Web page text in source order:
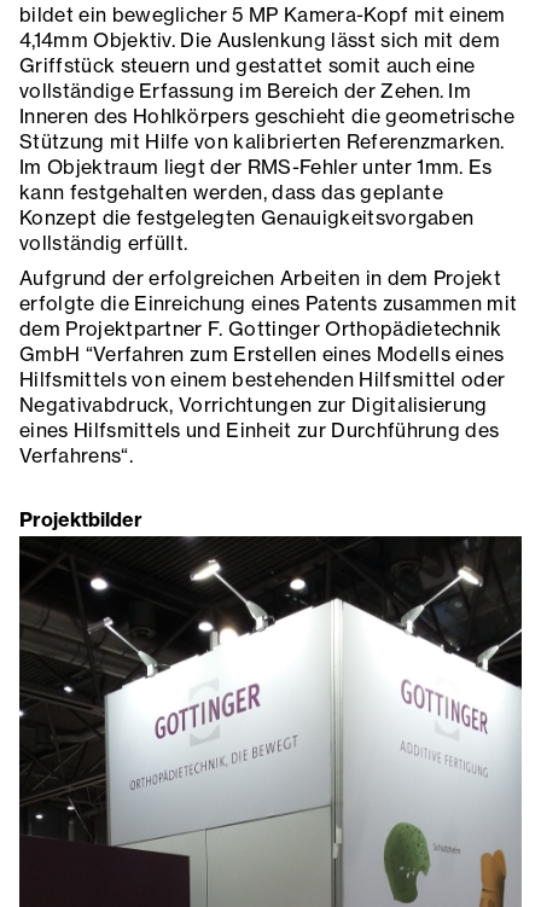
bildet ein beweglicher 5 MP Kamera-Kopf mit einem
4,14mm Objektiv. Die Auslenkung lässt sich mit dem
Griffstück steuern und gestattet somit auch eine
vollständige Erfassung im Bereich der Zehen. Im
Inneren des Hohlkörpers geschieht die geometrische
Stützung mit Hilfe von kalibrierten Referenzmarken.
Im Objektraum liegt der RMS-Fehler unter 1mm. Es
kann festgehalten werden, dass das geplante
Konzept die festgelegten Genauigkeitsvorgaben
vollständig erfüllt.
Aufgrund der erfolgreichen Arbeiten in dem Projekt
erfolgte die Einreichung eines Patents zusammen mit
dem Projektpartner F. Gottinger Orthopädietechnik
GmbH “Verfahren zum Erstellen eines Modells eines
Hilfsmittels von einem bestehenden Hilfsmittel oder
Negativabdruck, Vorrichtungen zur Digitalisierung
eines Hilfsmittels und Einheit zur Durchführung des
Verfahrens“.
Projektbilder